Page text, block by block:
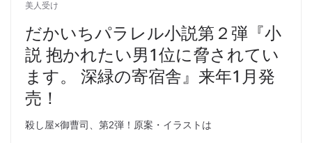
美人受け
だかいちパラレル小説第２弾『小
説 抱かれたい男1位に脅されてい
ます。 深緑の寄宿舎』来年1月発
売！
殺し屋×御曹司、第2弾！原案・イラストは